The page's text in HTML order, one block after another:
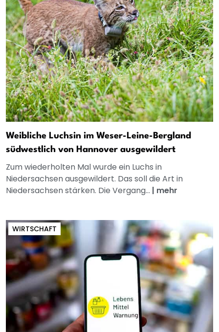
Weibliche Luchsin im Weser-Leine-Bergland
südwestlich von Hannover ausgewildert
Zum wiederholten Mal wurde ein Luchs in
Niedersachsen ausgewildert. Das soll die Art in
Niedersachsen stärken. Die Vergang... | mehr
WIRTSCHAFT